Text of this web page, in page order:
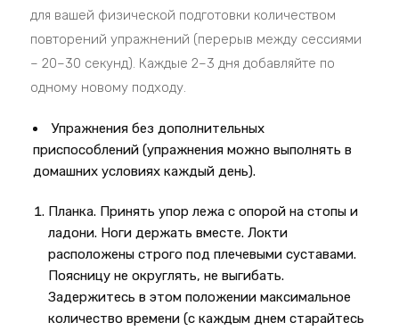
для вашей физической подготовки количеством
повторений упражнений (перерыв между сессиями
– 20–30 секунд). Каждые 2–3 дня добавляйте по
одному новому подходу.
Упражнения без дополнительных
приспособлений (упражнения можно выполнять в
домашних условиях каждый день).
Планка. Принять упор лежа с опорой на стопы и
ладони. Ноги держать вместе. Локти
расположены строго под плечевыми суставами.
Поясницу не округлять, не выгибать.
Задержитесь в этом положении максимальное
количество времени (с каждым днем старайтесь